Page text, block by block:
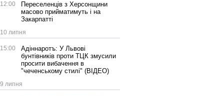
12:00
Переселенців з Херсонщини
масово прийматимуть і на
Закарпатті
10 липня
15:00
Адіннаротъ: У Львові
бунтівників проти ТЦК змусили
просити вибачення в
"чеченському стилі" (ВІДЕО)
9 липня